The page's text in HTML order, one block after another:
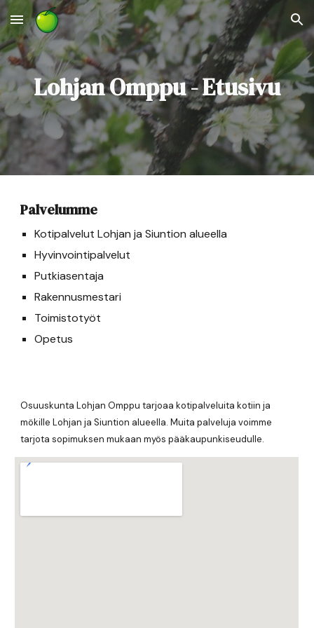
Skip to main content Skip to navigation
Lohjan Omppu - Etusivu
Palvelumme
Kotipalvelut Lohjan ja Siuntion alueella
Hyvinvointipalvelut
Putkiasentaja
Rakennusmestari
Toimistotyöt
Opetus
Osuuskunta Lohjan Omppu tarjoaa kotipalveluita kotiin ja
mökille Lohjan ja Siuntion alueella. Muita palveluja voimme
tarjota sopimuksen mukaan myös pääkaupunkiseudulle.